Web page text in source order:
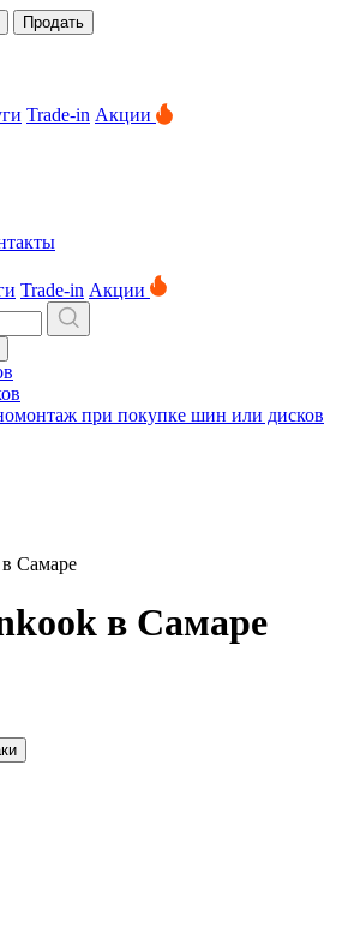
Продать
Trade-in Акции
Trade-in Акции
Самаре
в Самаре